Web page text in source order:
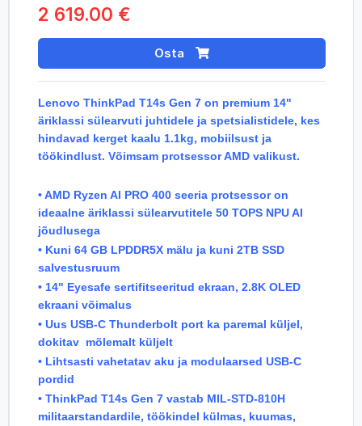
2 619.00 €
Osta
Lenovo ThinkPad T14s Gen 7 on premium 14"
äriklassi sülearvuti juhtidele ja spetsialistidele, kes
hindavad kerget kaalu 1.1kg, mobiilsust ja
töökindlust. Võimsam protsessor AMD valikust.
• AMD Ryzen AI PRO 400 seeria protsessor on
ideaalne äriklassi sülearvutitele 50 TOPS NPU AI
jõudlusega
• Kuni 64 GB LPDDR5X mälu ja kuni 2TB SSD
salvestusruum
• 14" Eyesafe sertifitseeritud ekraan, 2.8K OLED
ekraani võimalus
• Uus USB-C Thunderbolt port ka paremal küljel,
dokitav mõlemalt küljelt
• Lihtsasti vahetatav aku ja modulaarsed USB-C
pordid
• ThinkPad T14s Gen 7 vastab MIL-STD-810H
militaarstandardile, töökindel külmas, kuumas,